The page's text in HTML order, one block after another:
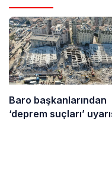
Baro başkanlarından
‘deprem suçları’